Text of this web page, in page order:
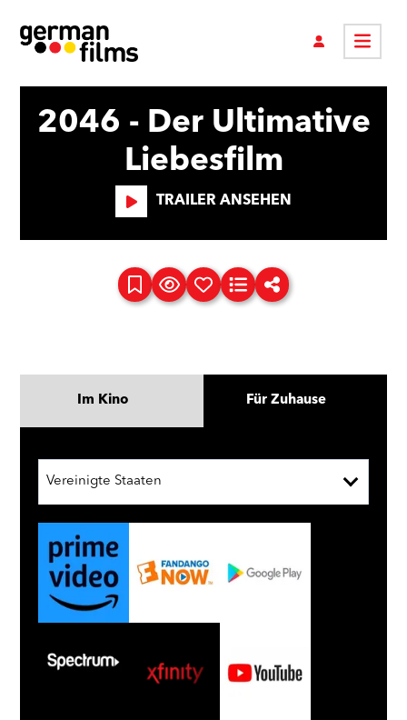
2046 - Der Ultimative
Liebesfilm
TRAILER ANSEHEN
Im Kino Für Zuhause
Vereinigte Staaten